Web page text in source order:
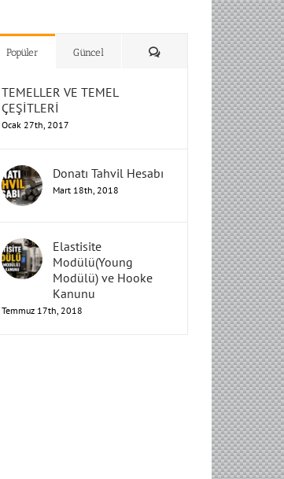
TEMELLER VE TEMEL
ÇEŞİTLERİ
Donatı Tahvil Hesabı
Elastisite
Modülü(Young
Modülü) ve Hooke
Kanunu